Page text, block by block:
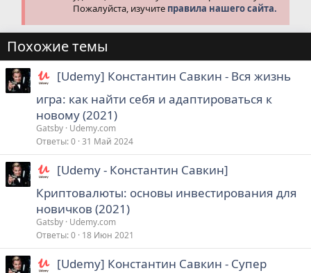
Пожалуйста, изучите правила нашего сайта.
Похожие темы
[Udemy] Константин Савкин - Вся жизнь
игра: как найти себя и адаптироваться к
новому (2021)
Gatsby Udemy.com
Ответы 0 31 Май 2024
[Udemy - Константин Савкин]
Криптовалюты: основы инвестирования для
новичков (2021)
Gatsby Udemy.com
Ответы 0 18 Июн 2021
[Udemy] Константин Савкин - Супер